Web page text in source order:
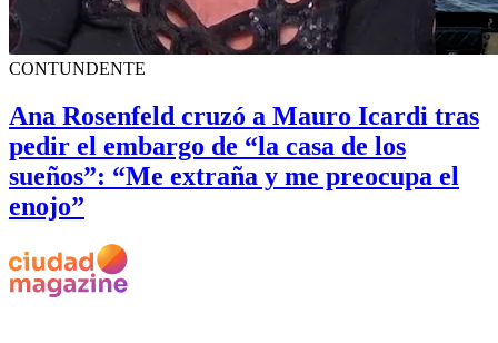
CONTUNDENTE
Ana Rosenfeld cruzó a Mauro Icardi tras
pedir el embargo de “la casa de los
sueños”: “Me extraña y me preocupa el
enojo”